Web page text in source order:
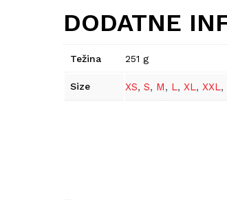
DODATNE
Težina 251 g
Size XS, S, M, L, XL, XXL,